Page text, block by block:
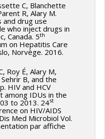
C, Blanchette
R, Alary M.
and drug use
who inject drugs in
Canada. 5th
on Hepatitis Care
Norvège. 2016.
Roy É, Alary M,
Sehrir B, and the
HIV and HCV
among IDUs in the
to 2013. 24st
on HIV/AIDS
Med Microbiol Vol.
par affiche